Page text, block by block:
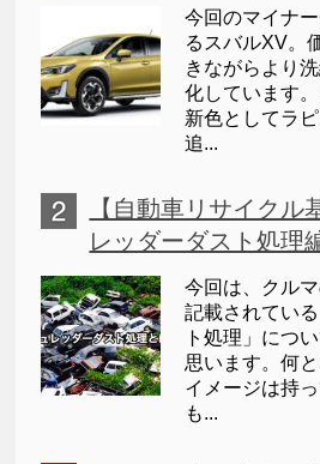
今回のマイナ
るスバルXV。
きながらより
化しています
新色としてラ
追...
【自動車リサイクル
レッダーダスト処理
今回は、クル
記載されてい
ト処理」につ
思います。何
イメージは持
も...